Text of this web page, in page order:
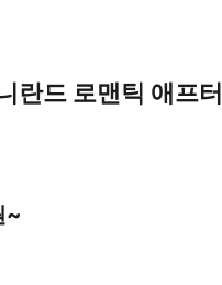
란드 로맨틱 애프
~